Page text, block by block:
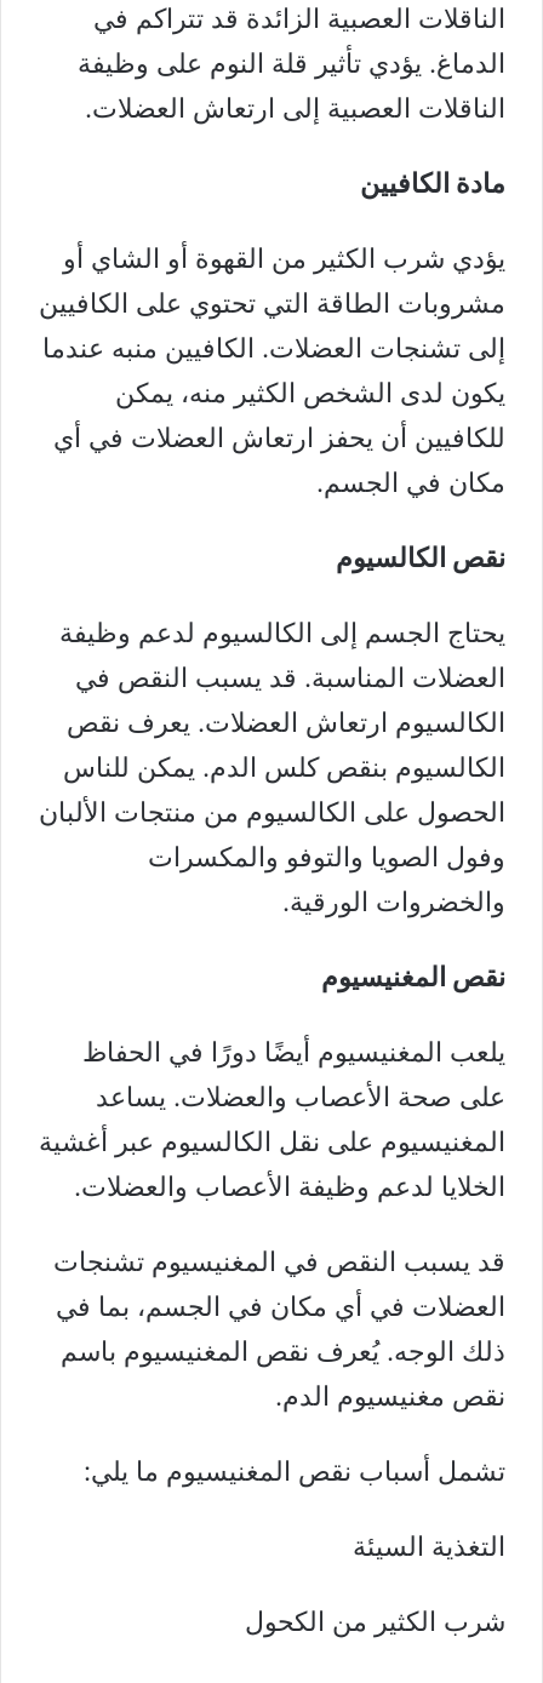
الناقلات العصبية الزائدة قد تتراكم في
الدماغ. يؤدي تأثير قلة النوم على وظيفة
الناقلات العصبية إلى ارتعاش العضلات.
مادة الكافيين
يؤدي شرب الكثير من القهوة أو الشاي أو
مشروبات الطاقة التي تحتوي على الكافيين
إلى تشنجات العضلات. الكافيين منبه عندما
يكون لدى الشخص الكثير منه، يمكن
للكافيين أن يحفز ارتعاش العضلات في أي
مكان في الجسم.
نقص الكالسيوم
يحتاج الجسم إلى الكالسيوم لدعم وظيفة
العضلات المناسبة. قد يسبب النقص في
الكالسيوم ارتعاش العضلات. يعرف نقص
الكالسيوم بنقص كلس الدم. يمكن للناس
الحصول على الكالسيوم من منتجات الألبان
وفول الصويا والتوفو والمكسرات
والخضروات الورقية.
نقص المغنيسيوم
يلعب المغنيسيوم أيضًا دورًا في الحفاظ
على صحة الأعصاب والعضلات. يساعد
المغنيسيوم على نقل الكالسيوم عبر أغشية
الخلايا لدعم وظيفة الأعصاب والعضلات.
قد يسبب النقص في المغنيسيوم تشنجات
العضلات في أي مكان في الجسم، بما في
ذلك الوجه. يُعرف نقص المغنيسيوم باسم
نقص مغنيسيوم الدم.
تشمل أسباب نقص المغنيسيوم ما يلي:
التغذية السيئة
شرب الكثير من الكحول